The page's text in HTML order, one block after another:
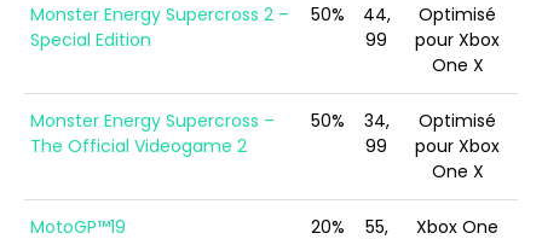
Monster Energy Supercross 2 –
Special Edition
50%
44,
99
Optimisé
pour Xbox
One X
Monster Energy Supercross –
The Official Videogame 2
50%
34,
99
Optimisé
pour Xbox
One X
MotoGP™19 20%
55,
Xbox One